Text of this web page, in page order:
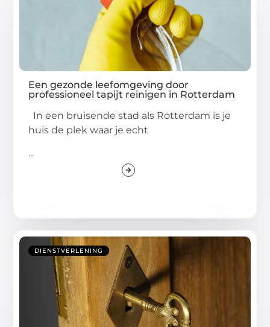
Een gezonde leefomgeving door
professioneel tapijt reinigen in Rotterdam
In een bruisende stad als Rotterdam is je
huis de plek waar je echt
...
DIENSTVERLENING